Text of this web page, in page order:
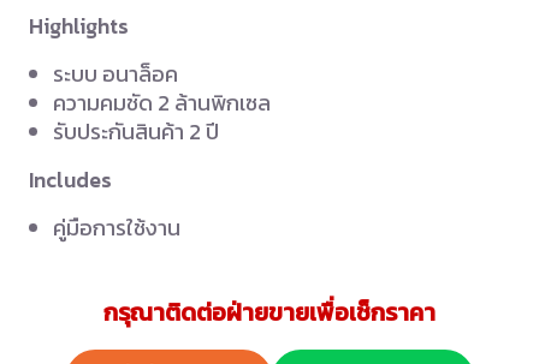
Highlights
ระบบ อนาล็อค
ความคมชัด 2 ล้านพิกเซล
รับประกันสินค้า 2 ปี
Includes
คู่มือการใช้งาน
กรุณาติดต่อฝ่ายขายเพื่อเช็กราคา